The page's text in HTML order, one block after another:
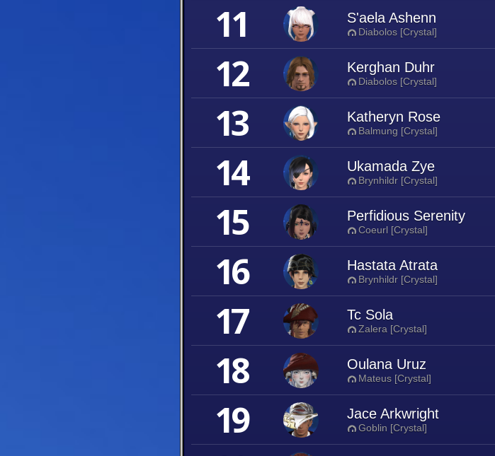
11 S'aela Ashenn
Diabolos [Crystal]
12 Kerghan Duhr
Diabolos [Crystal]
13 Katheryn Rose
Balmung [Crystal]
14 Ukamada Zye
Brynhildr [Crystal]
15 Perfidious Serenity
Coeurl [Crystal]
16 Hastata Atrata
Brynhildr [Crystal]
17 Tc Sola
Zalera [Crystal]
18 Oulana Uruz
Mateus [Crystal]
19 Jace Arkwright
Goblin [Crystal]